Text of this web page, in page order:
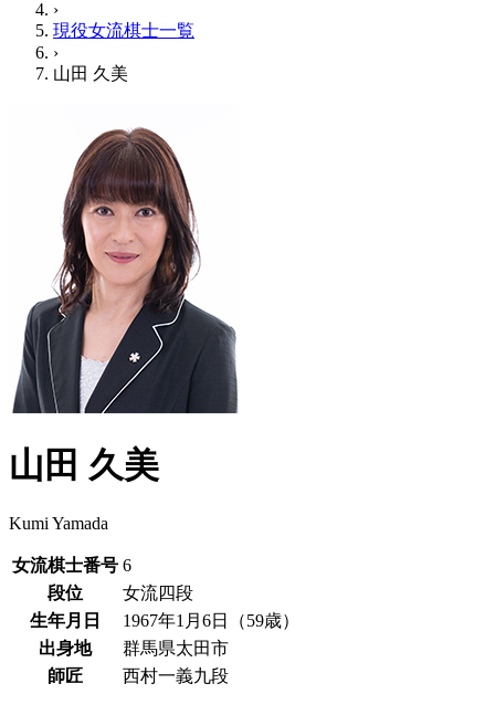
›
現役女流棋士一覧
›
山田 久美
山田 久美
Kumi Yamada
女流棋士番号 6
段位
女流四段
生年月日
1967年1月6日（59歳）
出身地
群馬県太田市
師匠
西村一義九段